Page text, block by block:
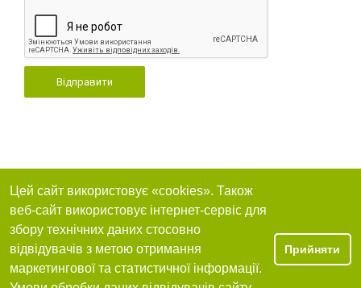
Відправити
Цей сайт використовує «cookies». Також
веб-сайт використовує інтернет-сервіс для
збору технічних даних стосовно
відвідувачів з метою отримання
маркетингової та статистичної інформації.
Прийняти